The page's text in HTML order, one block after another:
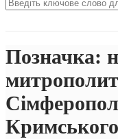
Позначка: